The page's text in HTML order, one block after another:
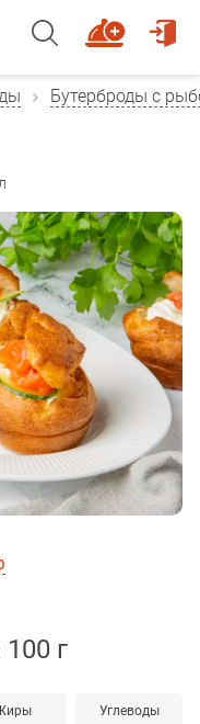
Бутерброды с
г
Углеводы